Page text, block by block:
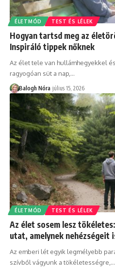
ÉLETMÓD TEST ÉS LÉLEK
Hogyan tartsd meg az
Inspiráló tippek nőknek
Az élet tele van hullámhegyekkel
ragyogóan süt a nap,…
Balogh Nóra július 15, 2026
ÉLETMÓD TEST ÉS LÉLEK
Az élet sosem lesz
utat, amelynek nehézségeit
Az emberi lét egyik legmélyebb
szívből vágyunk a tökéletességre, …